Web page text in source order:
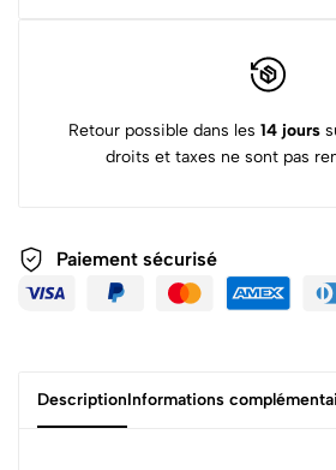
Retour possible dans les 14 jours
droits et taxes ne sont pas
Paiement sécurisé
DescriptionInformations